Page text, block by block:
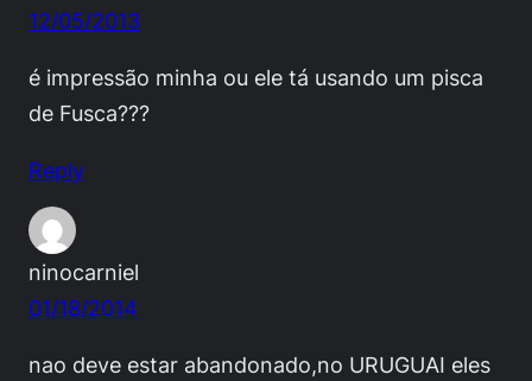
12/05/2013
é impressão minha ou ele tá usando um pisca
de Fusca???
Reply
ninocarniel
01/18/2014
nao deve estar abandonado,no URUGUAI eles